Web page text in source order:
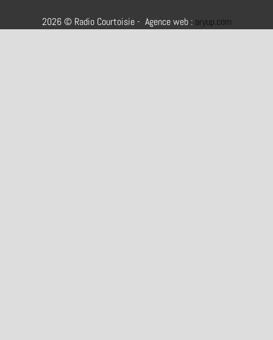
2026 © Radio Courtoisie - Agence web : aryup.com